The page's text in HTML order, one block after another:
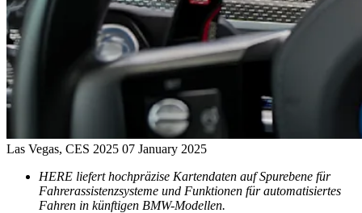
Las Vegas, CES 2025 07 January 2025
HERE liefert hochpräzise Kartendaten auf Spurebene für
Fahrerassistenzsysteme und Funktionen für automatisiertes
Fahren in künftigen BMW-Modellen.